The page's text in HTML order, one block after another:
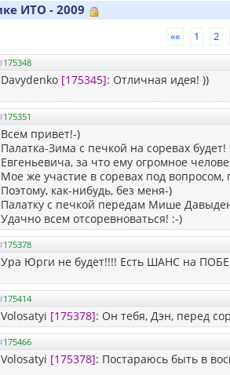
ИТО - 2009
«« 1 2
175348
Davydenko [175345]: Отличная идея! ))
175351
Всем привет!-)
Палатка-Зима с печкой на соревах
Евгеньевича, за что ему огромное
Мое же участие в соревах под вопросом,
Поэтому, как-нибудь, без меня-)
Палатку с печкой передам Мише
Удачно всем отсоревноваться! :-)
175378
Ура Юрги не будет!!!! Есть ШАНС на
175414
Volosatyi [175378]: Он тебя, Дэн, перед
175466
Volosatyi [175378]: Постараюсь быть в